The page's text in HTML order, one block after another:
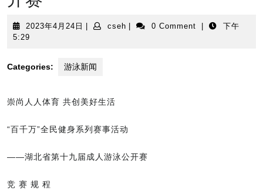
2023年4月24日 2023
24
cseh cseh 0 Comment
下午
5:29
Categories: 游泳新闻
崇尚人人体育 共创美好生活
“百千万”全民健身系列赛事活动
——湖北省第十九届成人游泳公开赛
竞 赛 规 程